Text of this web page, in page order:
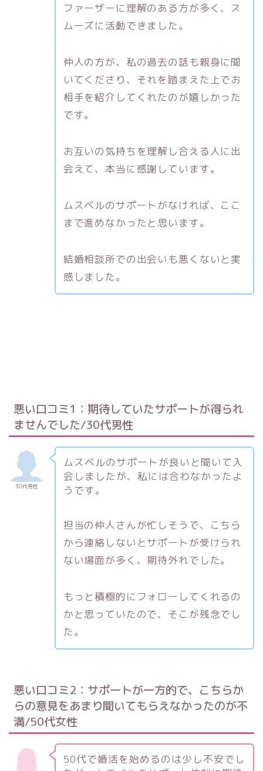
ファーザーに理解のある方が多く、ス
ムーズに活動できました。
仲人の方が、私の過去の話も親身に聞
いてくださり、それを踏まえた上でお
相手を紹介してくれたのが嬉しかった
です。
お互いの気持ちを理解し合える人に出
会えて、本当に感謝しています。
ムスベルのサポートがなければ、ここ
まで進めなかったと思います。
結婚相談所での出会いも悪くないと実
感しました。
悪い口コミ1：期待していたサポートが得られ
ませんでした/30代男性
30代男性
ムスベルのサポートが良いと聞いて入
会しましたが、私には合わなかったよ
うです。
担当の仲人さんが忙しそうで、こちら
から連絡しないとサポートが受けられ
ない場面が多く、期待外れでした。
もっと積極的にフォローしてくれるの
かと思っていたので、そこが残念でし
た。
悪い口コミ2：サポートが一方的で、こちらか
らの意見をあまり聞いてもらえなかったのが不
満/50代女性
50代で婚活を始めるのは少し不安でし